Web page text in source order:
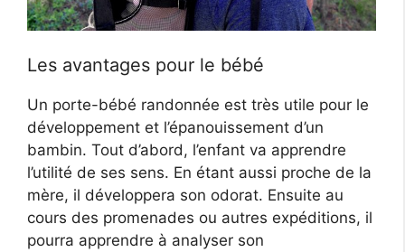
Les avantages pour le bébé
Un porte-bébé randonnée est très utile pour le
développement et l’épanouissement d’un
bambin. Tout d’abord, l’enfant va apprendre
l’utilité de ses sens. En étant aussi proche de la
mère, il développera son odorat. Ensuite au
cours des promenades ou autres expéditions, il
pourra apprendre à analyser son